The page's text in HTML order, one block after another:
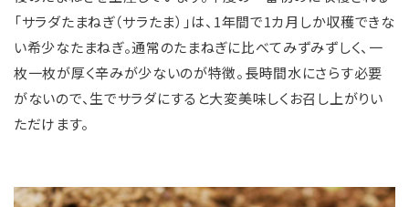
「サラダたまねぎ（サラたま）」は、1年間で1カ月しか収穫できな
い希少なたまねぎ。通常のたまねぎに比べてみずみずしく、一
枚一枚が厚く辛みが少ないのが特徴。長時間水にさらす必要
がないので、生でサラダにすると大変美味しくお召し上がりい
ただけます。